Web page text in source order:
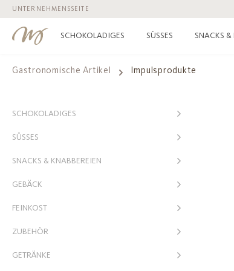
Hauptinhalt springen
Zur Suche springen
Zur Hauptnavigation springen
UNTERNEHMENSSEITE
SCHOKOLADIGES SÜSSES SNACKS &
Gastronomische Artikel Impulsprodukte
SCHOKOLADIGES
SÜSSES
SNACKS & KNABBEREIEN
GEBÄCK
FEINKOST
ZUBEHÖR
GETRÄNKE